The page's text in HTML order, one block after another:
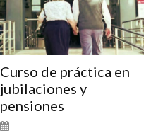
Curso de práctica en
jubilaciones y
pensiones